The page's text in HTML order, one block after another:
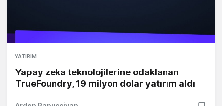
YATIRIM
Yapay zeka teknolojilerine odaklanan
TrueFoundry, 19 milyon dolar yatırım aldı